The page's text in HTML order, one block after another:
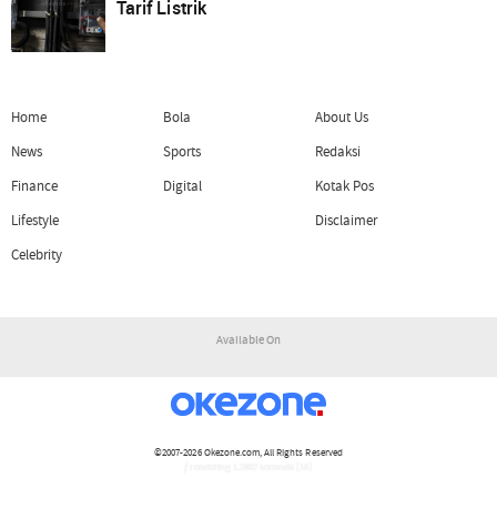
Tarif Listrik
Home
News
Finance
Lifestyle
Celebrity
Bola
Sports
Digital
About Us
Redaksi
Kotak Pos
Disclaimer
Available On
©2007-2026Okezone.com, All Rights Reserved